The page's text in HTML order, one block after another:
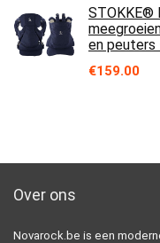
STOKKE®
en peuters
€159.00
Over ons
Novarock.be is een